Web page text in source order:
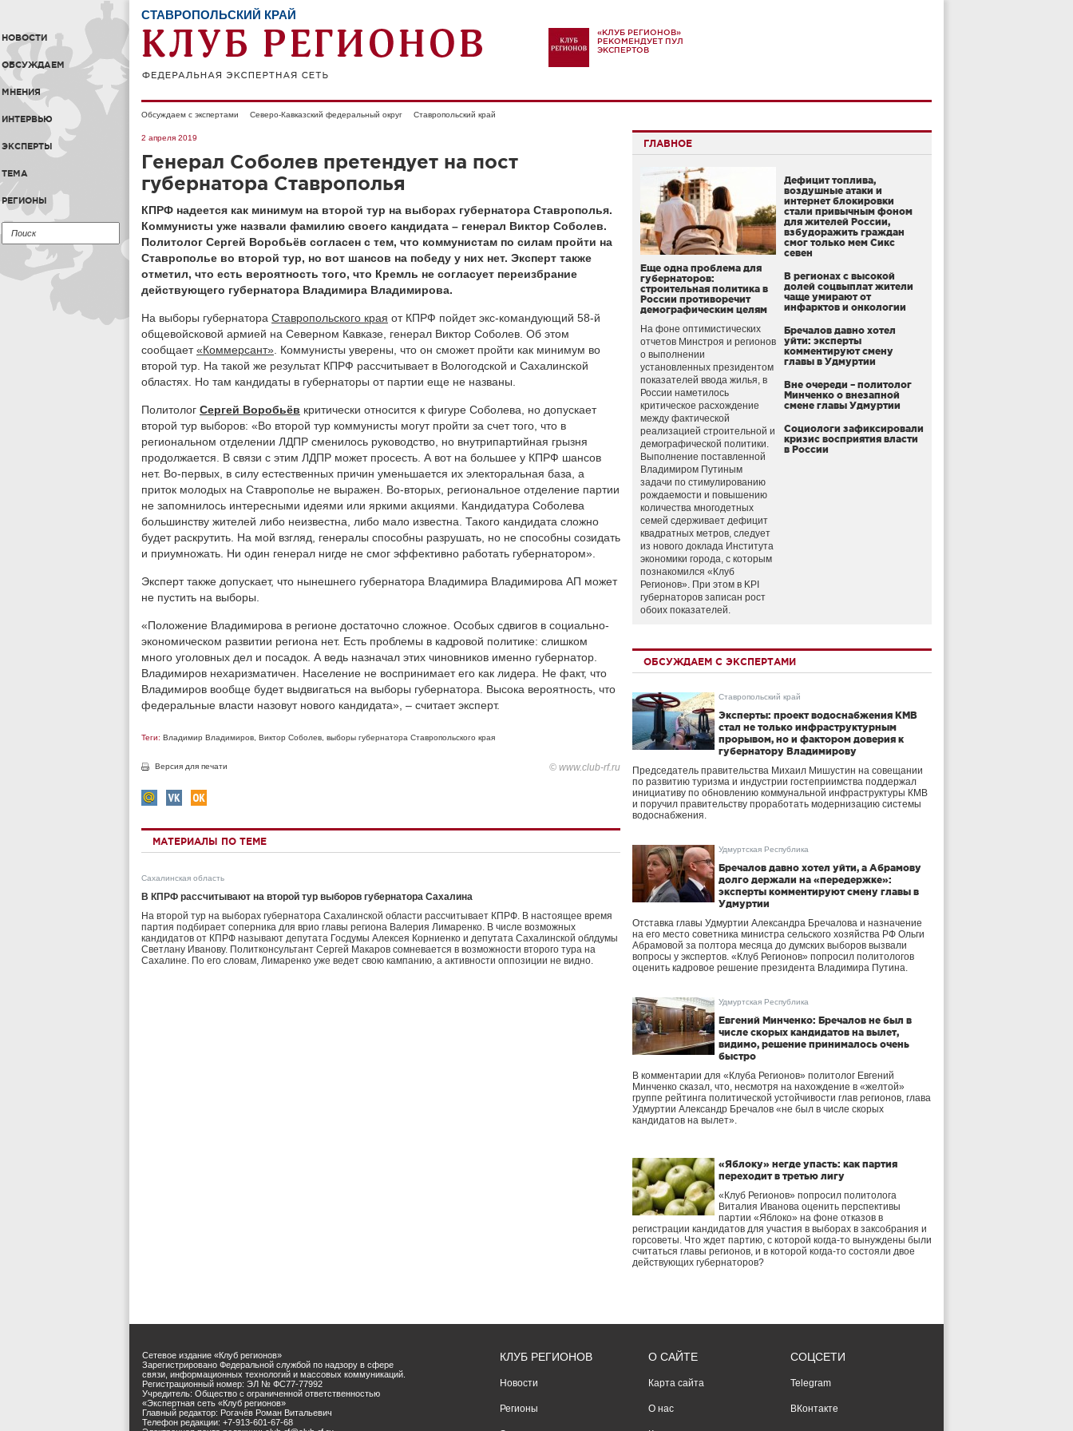
НОВОСТИ
ОБСУЖДАЕМ
МНЕНИЯ
ИНТЕРВЬЮ
ЭКСПЕРТЫ
ТЕМА
РЕГИОНЫ
СТАВРОПОЛЬСКИЙ КРАЙ
«КЛУБ РЕГИОНОВ»
РЕКОМЕНДУЕТ ПУЛ
ЭКСПЕРТОВ
Обсуждаем с экспертами Северо-Кавказский федеральный округ Ставропольский край
2 апреля 2019
Генерал Соболев претендует на пост
губернатора Ставрополья
КПРФ надеется как минимум на второй тур на выборах губернатора Ставрополья.
Коммунисты уже назвали фамилию своего кандидата – генерал Виктор Соболев.
Политолог Сергей Воробьёв согласен с тем, что коммунистам по силам пройти на
Ставрополье во второй тур, но вот шансов на победу у них нет. Эксперт также
отметил, что есть вероятность того, что Кремль не согласует переизбрание
действующего губернатора Владимира Владимирова.
На выборы губернатора Ставропольского края от КПРФ пойдет экс-командующий 58-й
общевойсковой армией на Северном Кавказе, генерал Виктор Соболев. Об этом
сообщает«Коммерсант» . Коммунисты уверены, что он сможет пройти как минимум во
второй тур. На такой же результат КПРФ рассчитывает в Вологодской и Сахалинской
областях. Но там кандидаты в губернаторы от партии еще не названы.
Политолог Сергей Воробьёв критически относится к фигуре Соболева, но допускает
второй тур выборов: «Во второй тур коммунисты могут пройти за счет того, что в
региональном отделении ЛДПР сменилось руководство, но внутрипартийная грызня
продолжается. В связи с этим ЛДПР может просесть. А вот на большее у КПРФ шансов
нет. Во-первых, в силу естественных причин уменьшается их электоральная база, а
приток молодых на Ставрополье не выражен. Во-вторых, региональное отделение партии
не запомнилось интересными идеями или яркими акциями. Кандидатура Соболева
большинству жителей либо неизвестна, либо мало известна. Такого кандидата сложно
будет раскрутить. На мой взгляд, генералы способны разрушать, но не способны созидать
и приумножать. Ни один генерал нигде не смог эффективно работать губернатором».
Эксперт также допускает, что нынешнего губернатора Владимира Владимирова АП может
не пустить на выборы.
«Положение Владимирова в регионе достаточно сложное. Особых сдвигов в социально-
экономическом развитии региона нет. Есть проблемы в кадровой политике: слишком
много уголовных дел и посадок. А ведь назначал этих чиновников именно губернатор.
Владимиров нехаризматичен. Население не воспринимает его как лидера. Не факт, что
Владимиров вообще будет выдвигаться на выборы губернатора. Высока вероятность, что
федеральные власти назовут нового кандидата», – считает эксперт.
Теги: Владимир Владимиров Виктор Соболев выборы губернатора Ставропольского края
Версия для печати © www.club-rf.ru
МАТЕРИАЛЫ ПО ТЕМЕ
Сахалинская область
В КПРФ рассчитывают на второй тур выборов губернатора Сахалина
На второй тур на выборах губернатора Сахалинской области рассчитывает КПРФ. В настоящее время
партия подбирает соперника для врио главы региона Валерия Лимаренко. В числе возможных
кандидатов от КПРФ называют депутата Госдумы Алексея Корниенко и депутата Сахалинской облдумы
Светлану Иванову. Политконсультант Сергей Макаров сомневается в возможности второго тура на
Сахалине. По его словам, Лимаренко уже ведет свою кампанию, а активности оппозиции не видно.
ГЛАВНОЕ
Еще одна проблема для
губернаторов:
строительная политика в
России противоречит
демографическим целям
На фоне оптимистических
отчетов Минстроя и регионов
о выполнении
установленных президентом
показателей ввода жилья, в
России наметилось
критическое расхождение
между фактической
реализацией строительной и
демографической политики.
Выполнение поставленной
Владимиром Путиным
задачи по стимулированию
рождаемости и повышению
количества многодетных
семей сдерживает дефицит
квадратных метров, следует
из нового доклада Института
экономики города, с которым
познакомился «Клуб
Регионов». При этом в KPI
губернаторов записан рост
обоих показателей.
Дефицит топлива,
воздушные атаки и
интернет блокировки
стали привычным фоном
для жителей России,
взбудоражить граждан
смог только мем Сикс
севен
В регионах с высокой
долей соцвыплат жители
чаще умирают от
инфарктов и онкологии
Бречалов давно хотел
уйти: эксперты
комментируют смену
главы в Удмуртии
Вне очереди – политолог
Минченко о внезапной
смене главы Удмуртии
Социологи зафиксировали
кризис восприятия власти
в России
ОБСУЖДАЕМ С ЭКСПЕРТАМИ
Ставропольский край
Эксперты: проект водоснабжения КМВ
стал не только инфраструктурным
прорывом, но и фактором доверия к
губернатору Владимирову
Председатель правительства Михаил Мишустин на совещании
по развитию туризма и индустрии гостеприимства поддержал
инициативу по обновлению коммунальной инфраструктуры КМВ
и поручил правительству проработать модернизацию системы
водоснабжения.
Удмуртская Республика
Бречалов давно хотел уйти, а Абрамову
долго держали на «передержке»:
эксперты комментируют смену главы в
Удмуртии
Отставка главы Удмуртии Александра Бречалова и назначение
на его место советника министра сельского хозяйства РФ Ольги
Абрамовой за полтора месяца до думских выборов вызвали
вопросы у экспертов. «Клуб Регионов» попросил политологов
оценить кадровое решение президента Владимира Путина.
Удмуртская Республика
Евгений Минченко: Бречалов не был в
числе скорых кандидатов на вылет,
видимо, решение принималось очень
быстро
В комментарии для «Клуба Регионов» политолог Евгений
Минченко сказал, что, несмотря на нахождение в «желтой»
группе рейтинга политической устойчивости глав регионов, глава
Удмуртии Александр Бречалов «не был в числе скорых
кандидатов на вылет».
«Яблоку» негде упасть: как партия
переходит в третью лигу
«Клуб Регионов» попросил политолога
Виталия Иванова оценить перспективы
партии «Яблоко» на фоне отказов в
регистрации кандидатов для участия в выборах в заксобрания и
горсоветы. Что ждет партию, с которой когда-то вынуждены были
считаться главы регионов, и в которой когда-то состояли двое
действующих губернаторов?
Сетевое издание «Клуб регионов»
Зарегистрировано Федеральной службой по надзору в сфере
связи, информационных технологий и массовых коммуникаций.
Регистрационный номер: ЭЛ № ФС77-77992
Учредитель: Общество с ограниченной ответственностью
«Экспертная сеть «Клуб регионов»
Главный редактор: Рогачёв Роман Витальевич
Телефон редакции: +7-913-601-67-68
КЛУБ РЕГИОНОВ
Новости
Регионы
О САЙТЕ
Карта сайта
О нас
СОЦСЕТИ
Telegram
ВКонтакте